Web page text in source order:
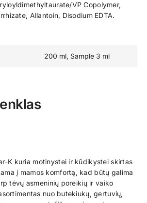
VP Copolymer,
Allantoin, Disodium EDTA.
200 ml, Sample 3 ml
K kuria motinystei ir kūdikystei skirtas
į mamos komfortą, kad būtų galima
tėvų asmeninių poreikių ir vaiko
nuo butekiukų, gertuvių,